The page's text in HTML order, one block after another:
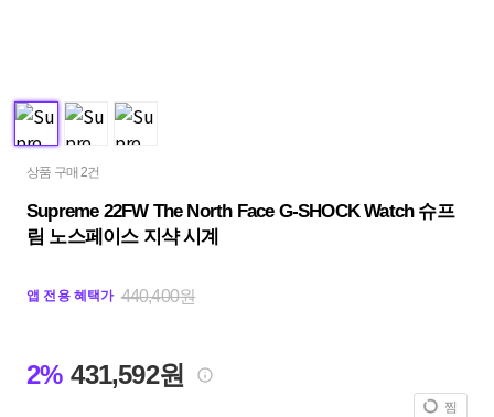
상품 구매 2건
Supreme 22FW The North Face G-SHOCK Watch 슈프
림 노스페이스 지샥 시계
앱 전용 혜택가 440,400원
2% 431,592원
찜